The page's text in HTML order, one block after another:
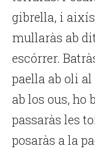
gibrella, i
mullaràs ab
escórrer.
paella ab oli
ab los ous,
passaràs les
posaràs a la